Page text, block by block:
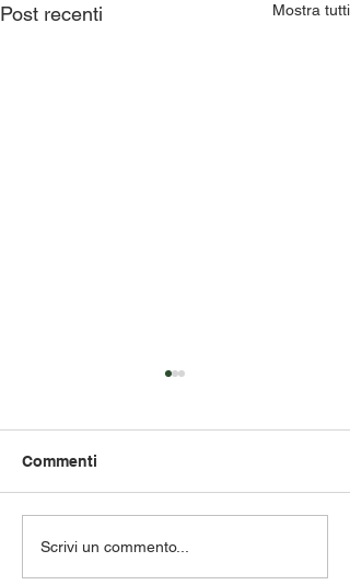
Post recenti Mostra tutti
Gli Stati Membri hanno
un obbligo di proteggere
Commenti
Scrivi un commento...